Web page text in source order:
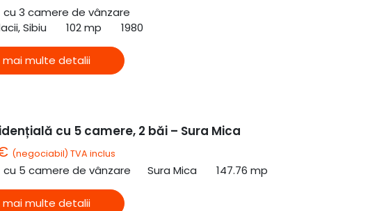
cu 3 camere de vânzare
Sibiu
102 mp 1980
mai multe detalii
cu 5 camere, 2 băi – Sura Mica
(negociabil) TVA inclus
cu 5 camere de vânzare Sura Mica 147.76 mp
mai multe detalii